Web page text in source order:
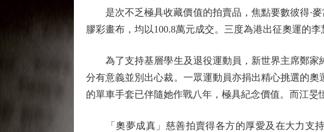
是次不乏極具收藏價值的拍賣品，焦點要數彼得·麥
膠彩畫布，均以100.8萬元成交。三度為港出征奧運的
為了支持基層學生及退役運動員，新世界主席鄭家
分有意義並別出心裁。一眾運動員亦捐出精心挑選的
的單車手套已伴隨她作戰八年，極具紀念價值。而江旻
「奧夢成真」慈善拍賣得各方的厚愛及在大力支持